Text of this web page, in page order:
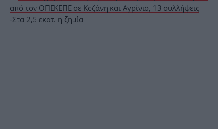
από τον ΟΠΕΚΕΠΕ σε Κοζάνη και Αγρίνιο, 13 συλλήψεις
-Στα 2,5 εκατ. η ζημία